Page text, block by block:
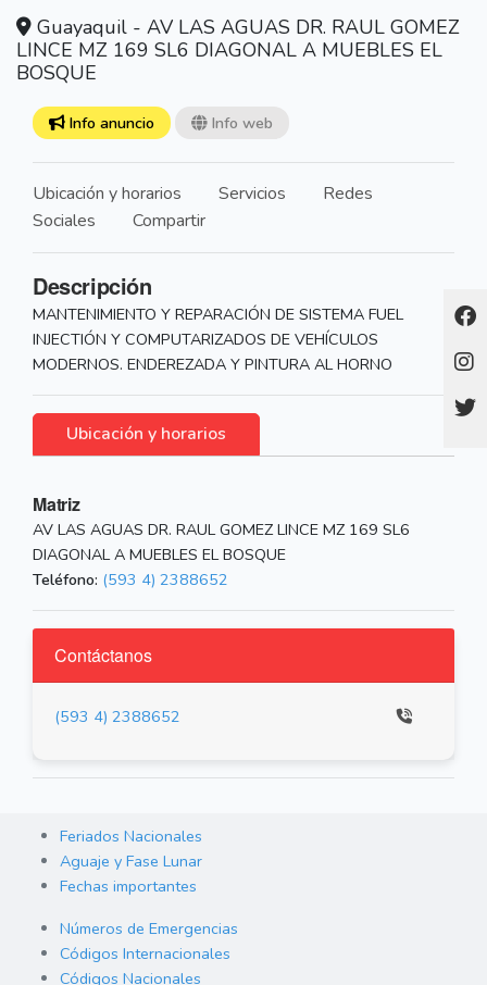
Guayaquil - AV LAS AGUAS DR. RAUL GOMEZ
LINCE MZ 169 SL6 DIAGONAL A MUEBLES EL
BOSQUE
Info anuncio Info web
Ubicación y horarios Servicios
Redes
Sociales
Compartir
Descripción
MANTENIMIENTO Y REPARACIÓN DE SISTEMA FUEL
INJECTIÓN Y COMPUTARIZADOS DE VEHÍCULOS
MODERNOS. ENDEREZADA Y PINTURA AL HORNO
Ubicación y horarios
Matriz
AV LAS AGUAS DR. RAUL GOMEZ LINCE MZ 169 SL6
DIAGONAL A MUEBLES EL BOSQUE
Teléfono: (593 4) 2388652
Contáctanos
(593 4) 2388652
Feriados Nacionales
Aguaje y Fase Lunar
Fechas importantes
Números de Emergencias
Códigos Internacionales
Códigos Nacionales